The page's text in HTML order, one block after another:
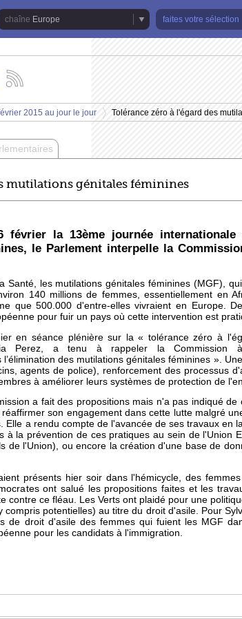
Europe
faites votre sélection
les
actualités
de
chaîne
Europe
2015 au jour le jour
>
Tolérance zéro à l'égard des
mutilations génitales féminines
la 13ème journée
le Parlement interpelle la
Santé, les mutilations génitales féminines (MGF),
140 millions de femmes, essentiellement en
que 500.000 d'entre-elles vivraient en Europe.
pour fuir un pays où cette intervention est
en séance plénière sur la « tolérance zéro à
Perez, a tenu à rappeler la Commission
l’élimination des mutilations génitales féminines ».
agents de police), renforcement des processus
à améliorer leurs systèmes de protection de
a fait des propositions mais n'a pas indiqué
son engagement dans cette lutte malgré
Elle a rendu compte de l'avancée de ses travaux en
à la prévention de ces pratiques au sein de l'Union
de l'Union), ou encore la création d'une base de
présents hier soir dans l'hémicycle, des
ont salué les propositions faites et les
contre ce fléau. Les Verts ont plaidé pour une
compris potentielles) au titre du droit d'asile. Pour
de droit d'asile des femmes qui fuient les MGF
pour les candidats à l'immigration.